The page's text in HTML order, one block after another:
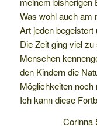
Was wohl auch am
Art jeden
Die Zeit ging viel
Menschen
den Kindern die
Möglichkeiten noch
Ich kann diese
Corinna